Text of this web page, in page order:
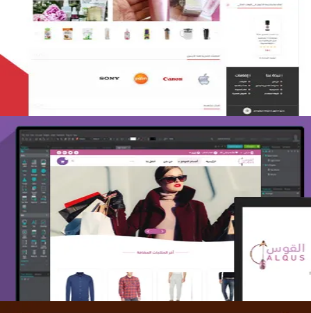
تصميم متجر لمار
التفاصيل
تصميم متجر القوس
التفاصيل